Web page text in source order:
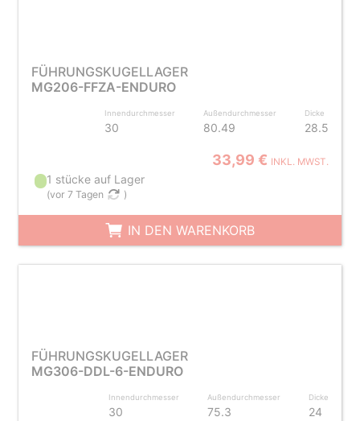
FÜHRUNGSKUGELLAGER
MG206-FFZA-ENDURO
Innendurchmesser
30
Außendurchmesser
80.49
Dicke
28.5
33,99 € INKL. MWST.
1 stücke auf Lager
(vor 7 Tagen )
IN DEN WARENKORB
FÜHRUNGSKUGELLAGER
MG306-DDL-6-ENDURO
Innendurchmesser
30
Außendurchmesser
75.3
Dicke
24